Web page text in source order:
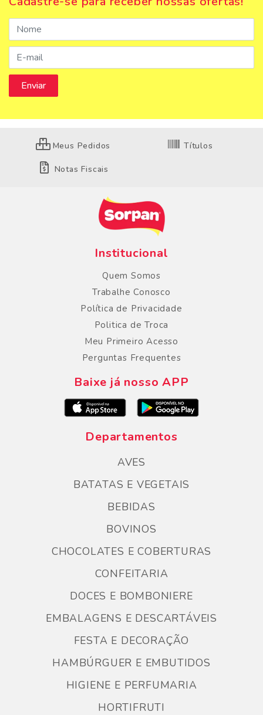
Meus Pedidos Títulos
Notas Fiscais
Institucional
Quem Somos
Trabalhe Conosco
Política de Privacidade
Politica de Troca
Meu Primeiro Acesso
Perguntas Frequentes
Baixe já nosso APP
Departamentos
AVES
BATATAS E VEGETAIS
BEBIDAS
BOVINOS
CHOCOLATES E COBERTURAS
CONFEITARIA
DOCES E BOMBONIERE
EMBALAGENS E DESCARTÁVEIS
FESTA E DECORAÇÃO
HAMBÚRGUER E EMBUTIDOS
HIGIENE E PERFUMARIA
HORTIFRUTI